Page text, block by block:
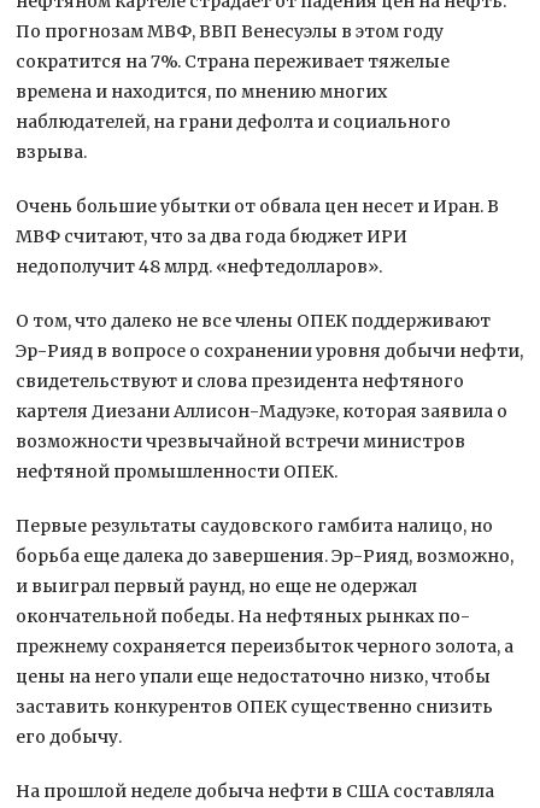
По прогнозам МВФ, ВВП Венесуэлы в этом году
сократится на 7%. Страна переживает тяжелые
времена и находится, по мнению многих
наблюдателей, на грани дефолта и социального
взрыва.
Очень большие убытки от обвала цен несет и Иран. В
МВФ считают, что за два года бюджет ИРИ
недополучит 48 млрд. «нефтедолларов».
О том, что далеко не все члены ОПЕК поддерживают
Эр-Рияд в вопросе о сохранении уровня добычи нефти,
свидетельствуют и слова президента нефтяного
картеля Диезани Аллисон-Мадуэке, которая заявила о
возможности чрезвычайной встречи министров
нефтяной промышленности ОПЕК.
Первые результаты саудовского гамбита налицо, но
борьба еще далека до завершения. Эр-Рияд, возможно,
и выиграл первый раунд, но еще не одержал
окончательной победы. На нефтяных рынках по-
прежнему сохраняется переизбыток черного золота, а
цены на него упали еще недостаточно низко, чтобы
заставить конкурентов ОПЕК существенно снизить
его добычу.
На прошлой неделе добыча нефти в США составляла